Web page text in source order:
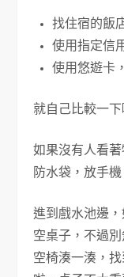
找住宿的飯
使用指定信
使用悠遊卡
就自己比較一下
如果沒有人看
防水袋，放手
進到戲水池邊
空桌子，不過
空椅湊一湊，